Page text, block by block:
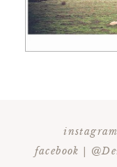
facebook |